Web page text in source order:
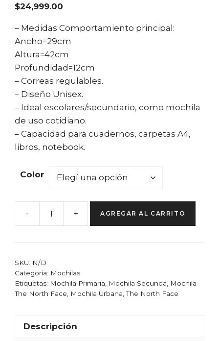
$24,999.00
– Medidas Comportamiento principal:
Ancho=29cm
Altura=42cm
Profundidad=12cm
– Correas regulables.
– Diseño Unisex.
– Ideal escolares/secundario, como mochila
de uso cotidiano.
– Capacidad para cuadernos, carpetas A4,
libros, notebook.
Color
-
North
Secundaria
cantidad
+ AGREGAR AL CARRITO
SKU: N/D
Categoría: Mochilas
Etiquetas: Mochila Primaria Mochila Secunda
Mochila
The North Face
Mochila Urbana ,The North Face
Descripción